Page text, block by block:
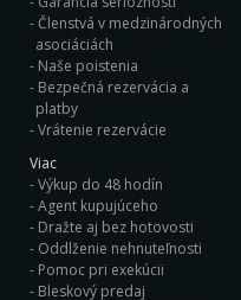
Členstvá v medzinárodných
asociáciách
Naše poistenia
Bezpečná rezervácia a
platby
Vrátenie rezervácie
Viac
Výkup do 48 hodín
Agent kupujúceho
Dražte aj bez hotovosti
Oddlženie nehnuteľnosti
Pomoc pri exekúcii
Bleskový predaj